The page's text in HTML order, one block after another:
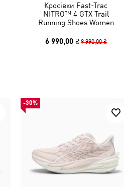
Кросівки Fast-Trac
NITRO™ 4 GTX Trail
Running Shoes Women
6 990,00 ₴ 9 990,00 ₴
-30%